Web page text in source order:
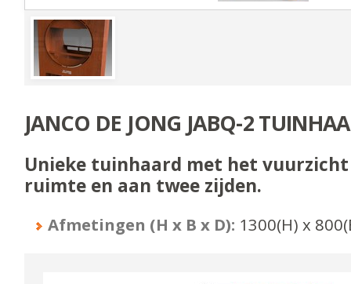
JANCO DE JONG JABQ-2
Unieke tuinhaard met het
ruimte en aan twee zijden.
Afmetingen (H x B x D): 1300(H) x 800